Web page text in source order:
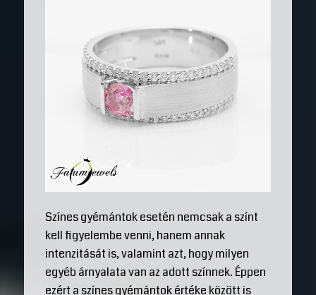
Színes gyémántok esetén nemcsak a színt
kell figyelembe venni, hanem annak
intenzitását is, valamint azt, hogy milyen
egyéb árnyalata van az adott színnek. Éppen
ezért a színes gyémántok értéke között is